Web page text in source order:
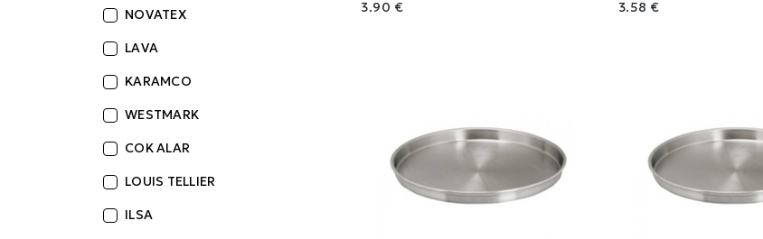
3.90 € 3.58 €
NOVATEX
LAVA
KARAMCO
WESTMARK
COK ALAR
LOUIS TELLIER
ILSA